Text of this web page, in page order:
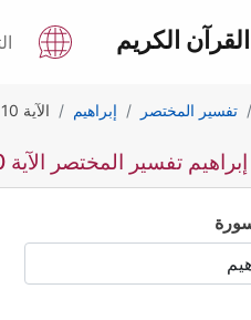
القرآن الكريم
تفسير المختصر إبراهيم الآية 10
تفسير المختصر الآية 10